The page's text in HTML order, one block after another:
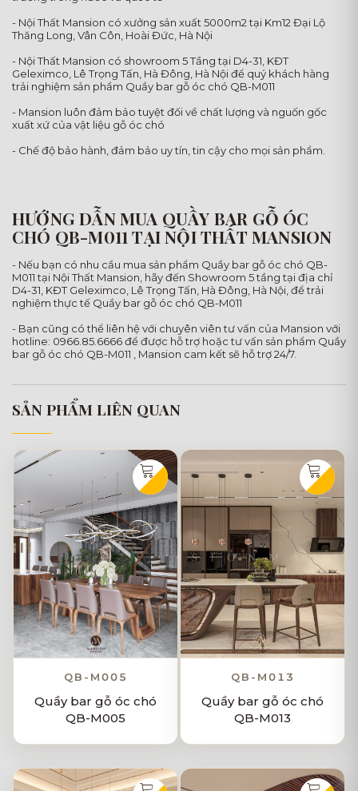
- Nội Thất Mansion có xưởng sản xuất 5000m2 tại Km12 Đại Lộ
Thăng Long, Vân Côn, Hoài Đức, Hà Nội
- Nội Thất Mansion có showroom 5 Tầng tại D4-31, KĐT
Geleximco, Lê Trọng Tấn, Hà Đông, Hà Nội để quý khách hàng
trải nghiệm sản phẩm Quầy bar gỗ óc chó QB-M011
- Mansion luôn đảm bảo tuyệt đối về chất lượng và nguốn gốc
xuất xứ của vật liệu gỗ óc chó
- Chế độ bảo hành, đảm bảo uy tín, tin cậy cho mọi sản phẩm.
HƯỚNG DẪN MUA QUẦY BAR GỖ ÓC
CHÓ QB-M011 TẠI NỘI THẤT MANSION
- Nếu bạn có nhu cầu mua sản phẩm Quầy bar gỗ óc chó QB-
M011 tại Nội Thất Mansion, hãy đến Showroom 5 tầng tại địa chỉ
D4-31, KĐT Geleximco, Lê Trọng Tấn, Hà Đông, Hà Nội, để trải
nghiệm thực tế Quầy bar gỗ óc chó QB-M011
- Bạn cũng có thể liên hệ với chuyên viên tư vấn của Mansion với
hotline: 0966.85.6666 để được hỗ trợ hoặc tư vấn sản phẩm Quầy
bar gỗ óc chó QB-M011 , Mansion cam kết sẽ hỗ trợ 24/7.
SẢN PHẨM LIÊN QUAN
QB-M005
Quầy bar gỗ óc chó
QB-M005
QB-M013
Quầy bar gỗ óc chó
QB-M013